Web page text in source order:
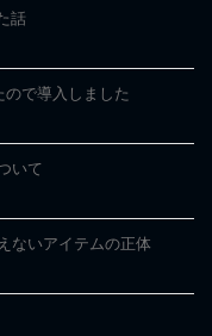
話
で導入しました
いて
ないアイテムの正体